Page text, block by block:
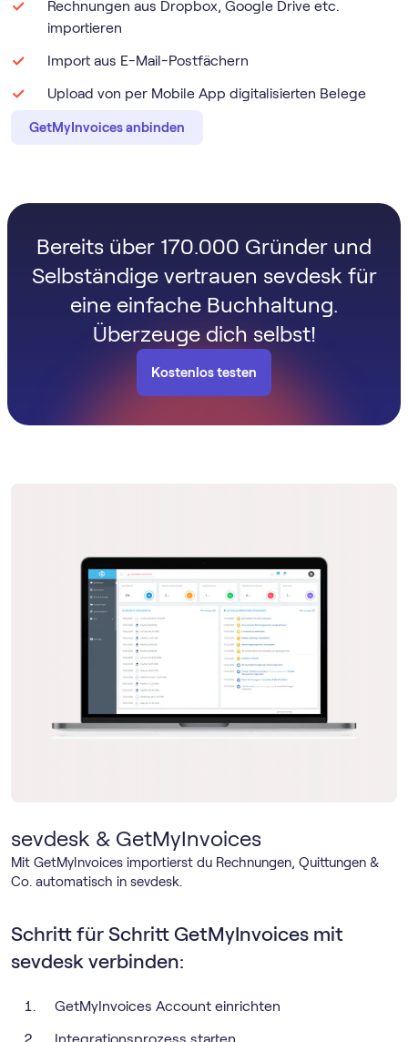
Rechnungen aus Dropbox, Google Drive etc.
importieren
Import aus E-Mail-Postfächern
Upload von per Mobile App digitalisierten Belege
GetMyInvoices anbinden
Bereits über 170.000 Gründer und
Selbständige vertrauen sevdesk für
eine einfache Buchhaltung.
Überzeuge dich selbst!
Kostenlos testen
sevdesk & GetMyInvoices
Mit GetMyInvoices importierst du Rechnungen, Quittungen &
Co. automatisch in sevdesk.
Schritt für Schritt GetMyInvoices mit
sevdesk verbinden:
GetMyInvoices Account einrichten